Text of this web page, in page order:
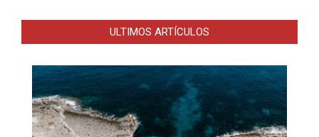
ULTIMOS ARTÍCULOS